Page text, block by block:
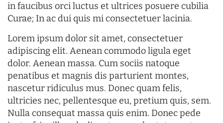
in faucibus orci luctus et ultrices posuere cubilia
Curae; In ac dui quis mi consectetuer lacinia.
Lorem ipsum dolor sit amet, consectetuer
adipiscing elit. Aenean commodo ligula eget
dolor. Aenean massa. Cum sociis natoque
penatibus et magnis dis parturient montes,
nascetur ridiculus mus. Donec quam felis,
ultricies nec, pellentesque eu, pretium quis, sem.
Nulla consequat massa quis enim. Donec pede